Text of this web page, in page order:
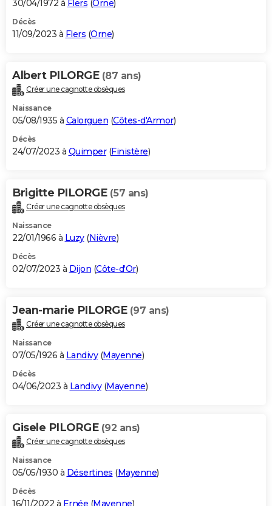
30/04/1972 à Flers (Orne)
Décès
11/09/2023 à Flers (Orne)
Albert PILORGE (87 ans)
Créer une cagnotte obsèques
Naissance
05/08/1935 à Calorguen (Côtes-d'Armor)
Décès
24/07/2023 à Quimper(Finistère)
Brigitte PILORGE (57 ans)
Créer une cagnotte obsèques
Naissance
22/01/1966 à Luzy(Nièvre)
Décès
02/07/2023 à Dijon (Côte-d'Or)
Jean-marie PILORGE (97 ans)
Créer une cagnotte obsèques
Naissance
07/05/1926 à Landivy(Mayenne)
Décès
04/06/2023 à Landivy(Mayenne)
Gisele PILORGE (92 ans)
Créer une cagnotte obsèques
Naissance
05/05/1930 à Désertines (Mayenne)
Décès
16/11/2022 à Ernée (Mayenne)